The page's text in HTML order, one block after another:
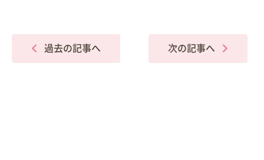
過去の記事へ 次の記事へ